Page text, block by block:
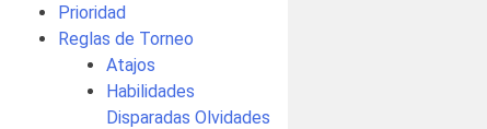
Prioridad
Reglas de Torneo
Atajos
Habilidades
Disparadas Olvidades